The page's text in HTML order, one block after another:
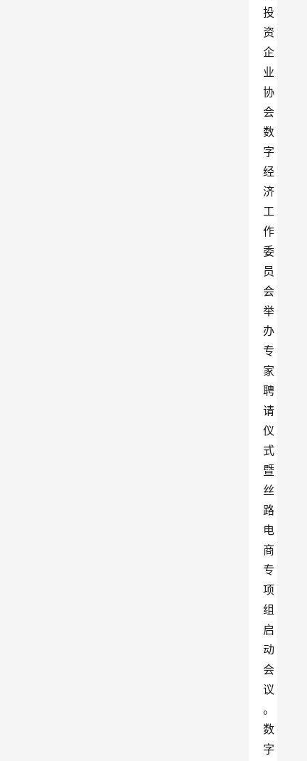
投
资
企
业
协
会
数
字
经
济
工
作
委
员
会
举
办
专
家
聘
请
仪
式
暨
丝
路
电
商
专
项
组
启
动
会
议
。
数
字